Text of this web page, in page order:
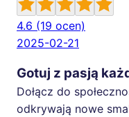
4.6 (19 ocen)
2025-02-21
Gotuj z pasją
Dołącz do
odkrywają nowe